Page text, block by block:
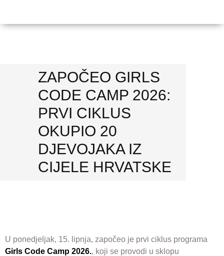
ZAPOČEO GIRLS
CODE CAMP 2026:
PRVI CIKLUS
OKUPIO 20
DJEVOJAKA IZ
CIJELE HRVATSKE
U ponedjeljak, 15. lipnja, započeo je prvi ciklus programa
Girls Code Camp 2026., koji se provodi u sklopu